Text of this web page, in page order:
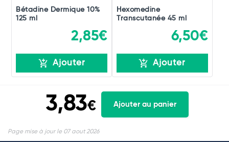
Bétadine Dermique 10%
125 ml
2,85€
Ajouter
Hexomedine
Transcutanée 45 ml
6,50€
Ajouter
3,83€ Ajouter au panier
Page mise à jour le 07 aout 2026